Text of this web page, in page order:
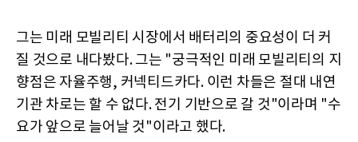
그는 미래 모빌리티 시장에서 배터리의 중요성이 더 커
질 것으로 내다봤다. 그는 "궁극적인 미래 모빌리티의 지
향점은 자율주행, 커넥티드카다. 이런 차들은 절대 내연
기관 차로는 할 수 없다. 전기 기반으로 갈 것"이라며 "수
요가 앞으로 늘어날 것"이라고 했다.